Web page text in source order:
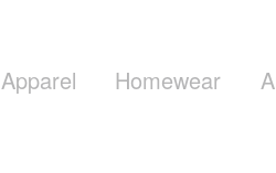
Apparel Homewear